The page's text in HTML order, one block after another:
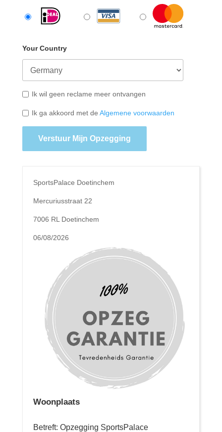
Your Country
Ik wil geen reclame meer ontvangen
Ik ga akkoord met de Algemene voorwaarden
Verstuur Mijn Opzegging
SportsPalace Doetinchem
Mercuriusstraat 22
7006 RL Doetinchem
06/08/2026
Woonplaats
Betreft: Opzegging SportsPalace